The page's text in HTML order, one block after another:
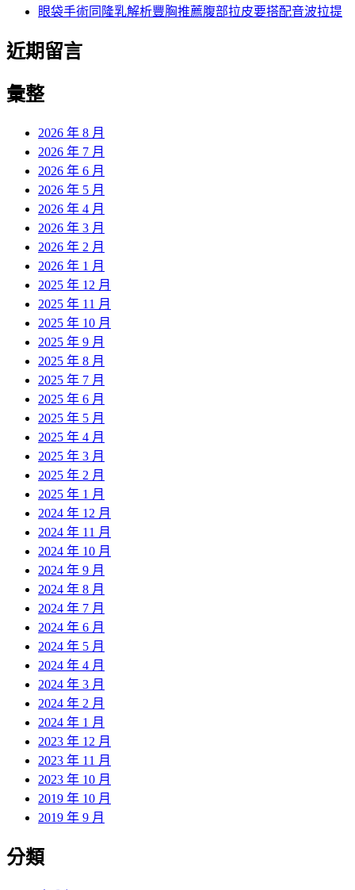
眼袋手術同隆乳解析豐胸推薦腹部拉皮要搭配音波拉提
近期留言
彙整
2026 年 8 月
2026 年 7 月
2026 年 6 月
2026 年 5 月
2026 年 4 月
2026 年 3 月
2026 年 2 月
2026 年 1 月
2025 年 12 月
2025 年 11 月
2025 年 10 月
2025 年 9 月
2025 年 8 月
2025 年 7 月
2025 年 6 月
2025 年 5 月
2025 年 4 月
2025 年 3 月
2025 年 2 月
2025 年 1 月
2024 年 12 月
2024 年 11 月
2024 年 10 月
2024 年 9 月
2024 年 8 月
2024 年 7 月
2024 年 6 月
2024 年 5 月
2024 年 4 月
2024 年 3 月
2024 年 2 月
2024 年 1 月
2023 年 12 月
2023 年 11 月
2023 年 10 月
2019 年 10 月
2019 年 9 月
分類